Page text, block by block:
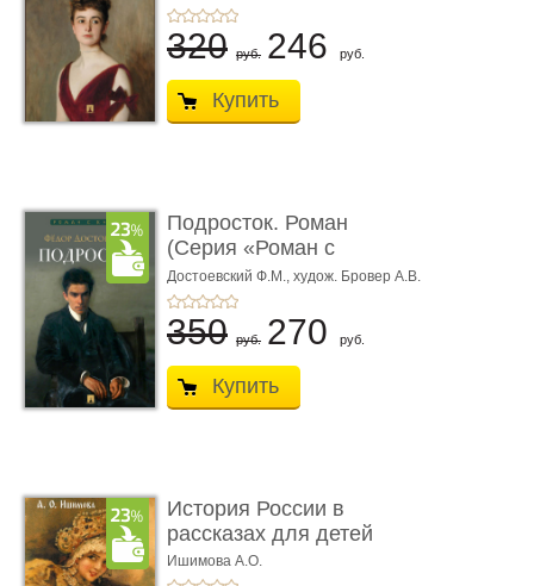
320 руб. 246 руб.
Купить
Подросток. Роман
(Серия «Роман с
книгой»)
Достоевский Ф.М., худож. Бровер А.В.
350 руб. 270 руб.
Купить
История России в
рассказах для детей
Ишимова А.О.